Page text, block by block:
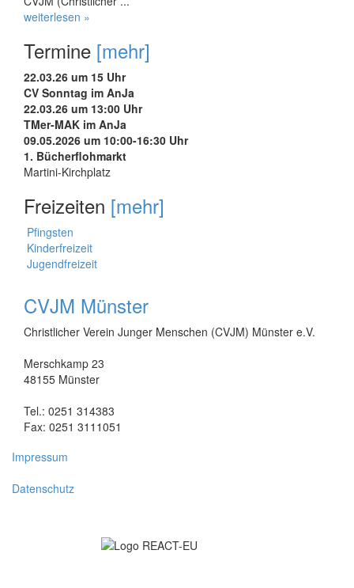
weiterlesen »
Termine [mehr]
22.03.26 um 15 Uhr
CV Sonntag im AnJa
22.03.26 um 13:00 Uhr
TMer-MAK im AnJa
09.05.2026 um 10:00-16:30 Uhr
1. Bücherflohmarkt
Martini-Kirchplatz
Freizeiten [mehr]
Pfingsten
Kinderfreizeit
Jugendfreizeit
CVJM Münster
Christlicher Verein Junger Menschen (CVJM) Münster e.V.
Merschkamp 23
48155 Münster
Tel.: 0251 314383
Fax: 0251 3111051
Impressum
Datenschutz